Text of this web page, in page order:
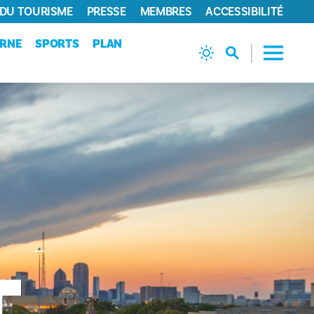
SPORTS PLAN
TOURISME PRESSE MEMBRES ACCESSIBILITÉ